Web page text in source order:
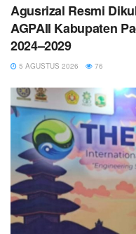
Agusrizal Resmi
AGPAII Kabupaten
2024–2029
5 AGUSTUS 2026 76